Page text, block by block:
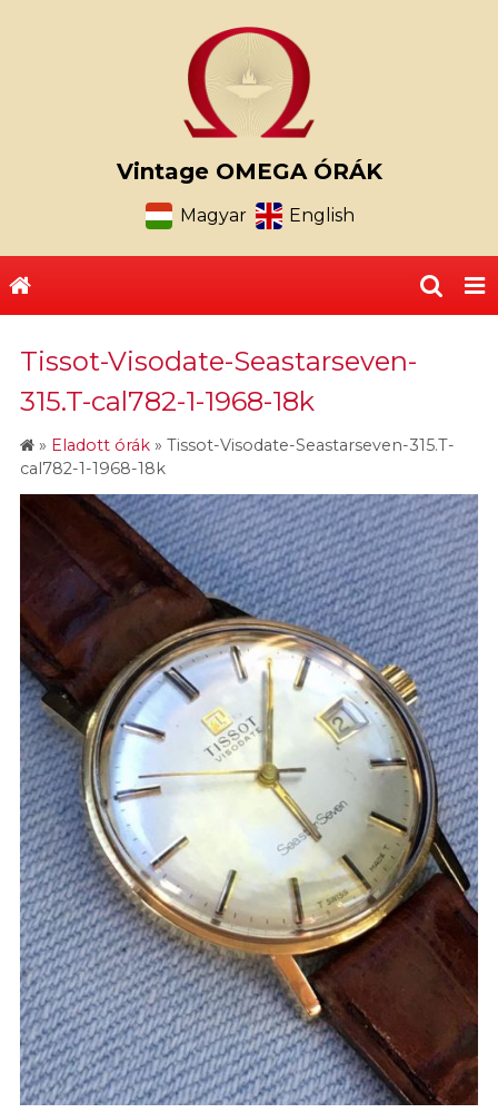
Vintage OMEGA ÓRÁK
Magyar English
Tissot-Visodate-Seastarseven-
315.T-cal782-1-1968-18k
» Eladott órák » Tissot-Visodate-Seastarseven-315.T-
cal782-1-1968-18k